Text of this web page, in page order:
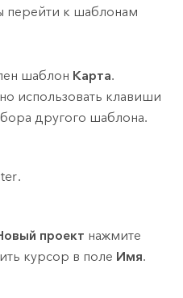
перейти к шаблонам
шаблон Карта.
использовать клавиши
другого шаблона.
.
проект нажмите
курсор в поле Имя.